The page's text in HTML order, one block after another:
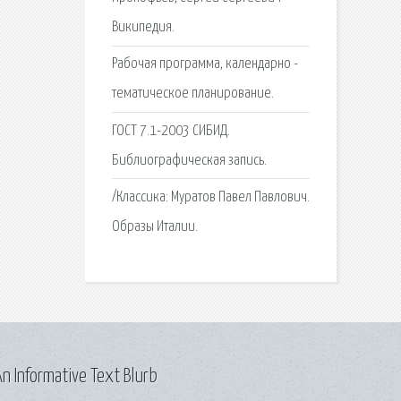
Википедия.
Рабочая программа, календарно -
тематическое планирование.
ГОСТ 7.1-2003 СИБИД.
Библиографическая запись.
/Классика: Муратов Павел Павлович.
Образы Италии.
Informative Text Blurb